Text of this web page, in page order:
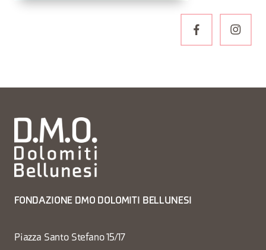
FONDAZIONE DMO DOLOMITI BELLUNESI
Piazza Santo Stefano 15/17